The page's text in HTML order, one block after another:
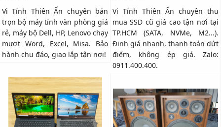
Vi Tính Thiên Ấn chuyên bán
trọn bộ máy tính văn phòng giá
rẻ, máy bộ Dell, HP, Lenovo chạy
mượt Word, Excel, Misa. Bảo
hành chu đáo, giao lắp tận nơi!
Vi Tính Thiên Ấn chuyên thu
mua SSD cũ giá cao tận nơi tại
TP.HCM (SATA, NVMe, M2...).
Định giá nhanh, thanh toán dứt
điểm, không ép giá. Zalo:
0911.400.400.